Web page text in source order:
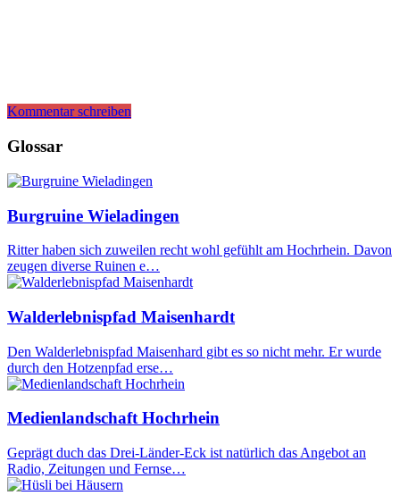
Kommentar schreiben
Glossar
Burgruine Wieladingen
Ritter haben sich zuweilen recht wohl gefühlt am Hochrhein. Davon
zeugen diverse Ruinen e…
Walderlebnispfad Maisenhardt
Den Walderlebnispfad Maisenhard gibt es so nicht mehr. Er wurde
durch den Hotzenpfad erse…
Medienlandschaft Hochrhein
Geprägt duch das Drei-Länder-Eck ist natürlich das Angebot an
Radio, Zeitungen und Fernse…